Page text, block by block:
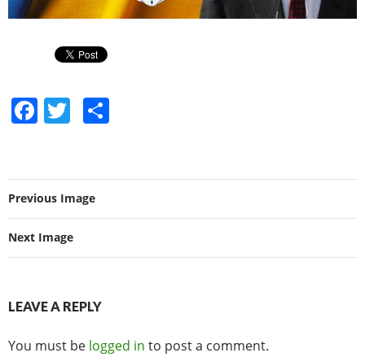
F
e
b
o
o
k
T
er e
Previous Image
Next Image
LEAVE A REPLY
You must be logged in to post a comment.